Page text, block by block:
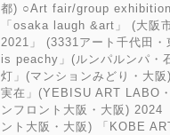
都) ○Art fair/group exhibition
「osaka laugh &art」 (大阪
2021」 (3331アート千代田
is peachy」(ルンパルンパ・
灯」(マンションみどり・大
実在」(YEBISU ART LABO
ンフロント大阪・大阪)
ント大阪・大阪) 「KOBE